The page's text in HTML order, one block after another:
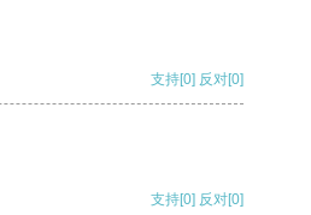
支持[0] 反对[0]
支持[0] 反对[0]